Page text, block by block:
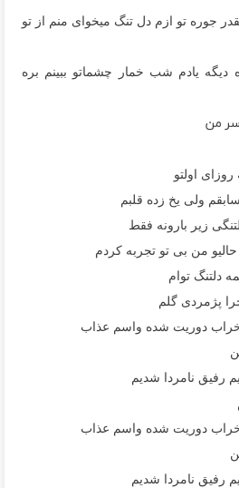
جوره تو ازم دل تنگ میخوای منم از تو
یادم شب خمار چشماتو ببینم بره
من
اولتو
ولی یخ زده قلبم
زیر بارونه فقط
من بی تو تجربه کردم
دلتنگ توام
پژمردی گلم
خراب دوریت شده واسم عذاب
رفیق نامردا شدیم
خراب دوریت شده واسم عذاب
رفیق نامردا شدیم